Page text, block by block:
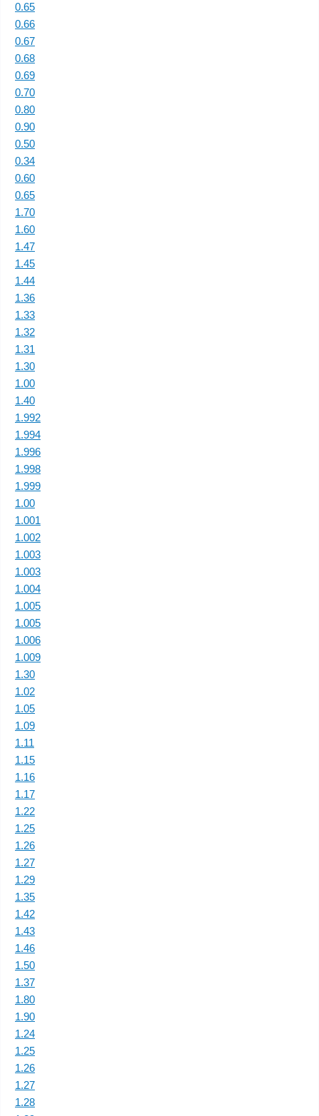
0.65
0.66
0.67
0.68
0.69
0.70
0.80
0.90
0.50
0.34
0.60
0.65
1.70
1.60
1.47
1.45
1.44
1.36
1.33
1.32
1.31
1.30
1.00
1.40
1.992
1.994
1.996
1.998
1.999
1.00
1.001
1.002
1.003
1.003
1.004
1.005
1.005
1.006
1.009
1.30
1.02
1.05
1.09
1.11
1.15
1.16
1.17
1.22
1.25
1.26
1.27
1.29
1.35
1.42
1.43
1.46
1.50
1.37
1.80
1.90
1.24
1.25
1.26
1.27
1.28